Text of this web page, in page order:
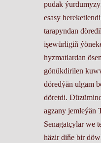
pudak
esasy
tarapyndan
işewürligiň
hyzmatlardan
gönükdirilen
döredýän ulgam
döretdi.
agzany jemleýän
Senagatçylar we
häzir diňe bir